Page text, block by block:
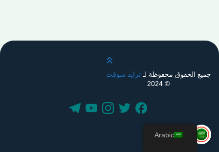
قم بالتمرير لأعلى
جميع الحقوق محفوظة لـترايد سوفت
© 2024
Arabic